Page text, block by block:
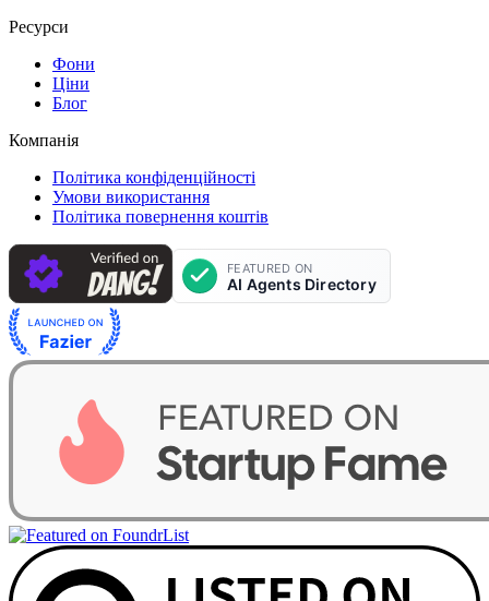
Ресурси
Фони
Ціни
Блог
Компанія
Політика конфіденційності
Умови використання
Політика повернення коштів